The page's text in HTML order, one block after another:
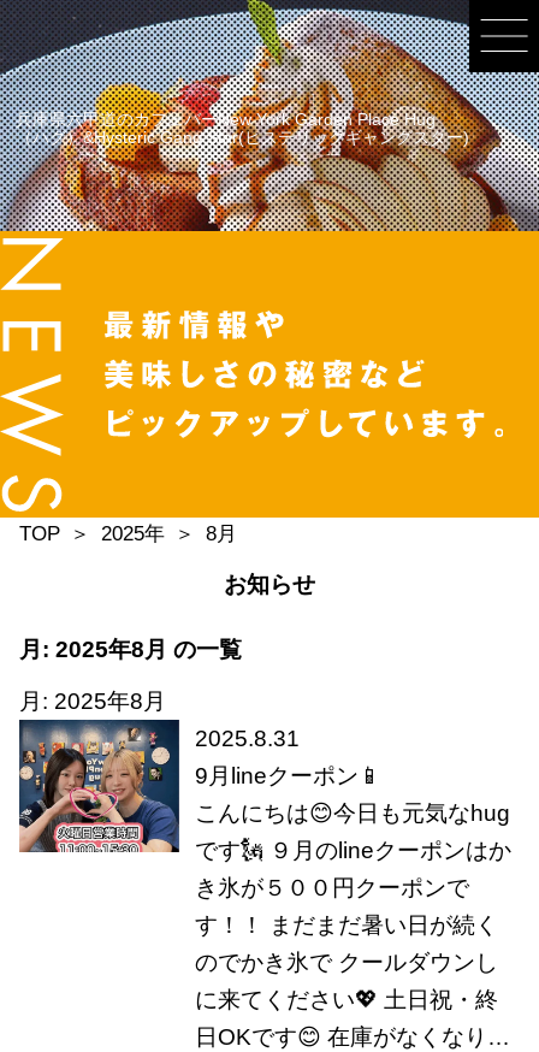
兵庫県六甲道のカフェバーNew York Garden Place Hug
（ハグ）&Hysteric Gang Star(ヒステリックギャングスター)
TOP 2025年 8月
お知らせ
月: 2025年8月 の一覧
月: 2025年8月
2025.8.31
9月lineクーポン📱
こんにちは😊今日も元気なhug
です🗽 ９月のlineクーポンはか
き氷が５００円クーポンで
す！！ まだまだ暑い日が続く
のでかき氷で クールダウンし
に来てください💖 土日祝・終
日OKです😊 在庫がなくなり…